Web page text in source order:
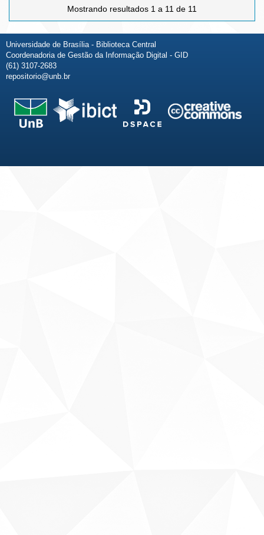
Mostrando resultados 1 a 11 de 11
Universidade de Brasília - Biblioteca Central
Coordenadoria de Gestão da Informação Digital - GID
(61) 3107-2683
repositorio@unb.br